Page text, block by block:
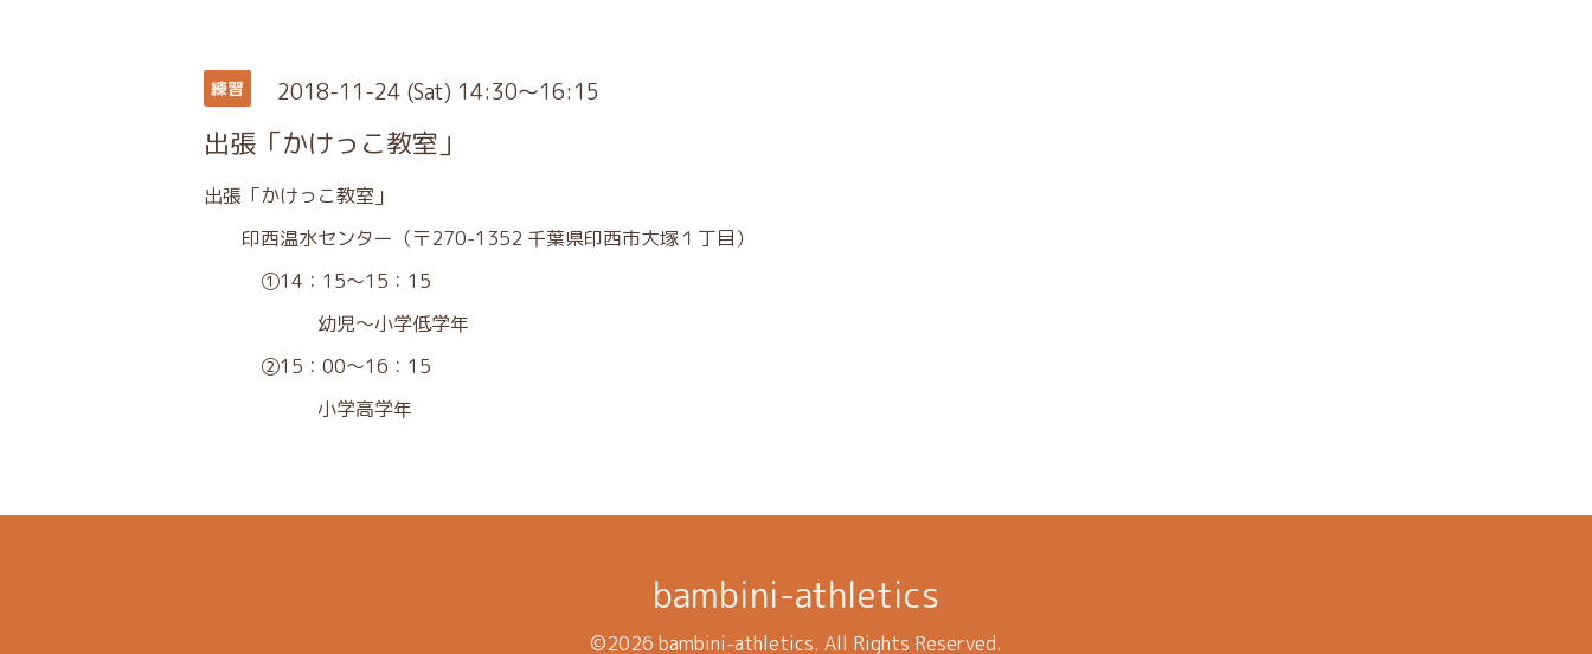
練習 2018-11-24 (Sat) 14:30～16:15
出張「かけっこ教室」
出張「かけっこ教室」
印西温水センター（〒270-1352 千葉県印西市大塚１丁目）
①14：15～15：15
幼児～小学低学年
②15：00～16：15
小学高学年
bambini-athletics
©2026 bambini-athletics. All Rights Reserved.